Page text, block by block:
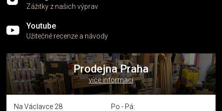
Zážitky z našich výprav
Youtube
Užitečné recenze a návody
Prodejna Praha
více informací
Na Václavce 28
Po - Pá: